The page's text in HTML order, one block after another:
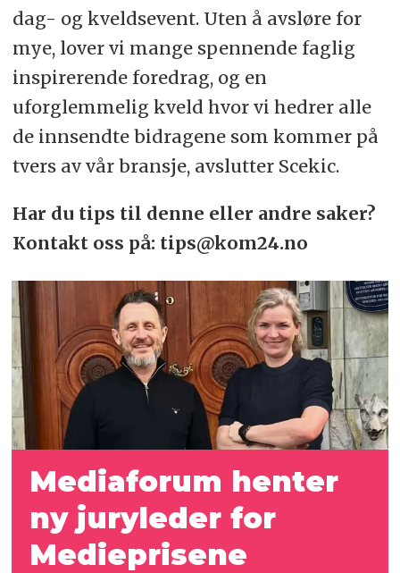
dag- og kveldsevent. Uten å avsløre for
mye, lover vi mange spennende faglig
inspirerende foredrag, og en
uforglemmelig kveld hvor vi hedrer alle
de innsendte bidragene som kommer på
tvers av vår bransje, avslutter Scekic.
Har du tips til denne eller andre saker?
Kontakt oss på: tips@kom24.no
Mediaforum henter
ny juryleder for
Medieprisene